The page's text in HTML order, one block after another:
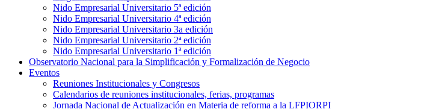
Nido Empresarial Universitario 5ª edición
Nido Empresarial Universitario 4ª edición
Nido Empresarial Universitario 3a edición
Nido Empresarial Universitario 2ª edición
Nido Empresarial Universitario 1ª edición
Observatorio Nacional para la Simplificación y Formalización de Negocio
Eventos
Reuniones Institucionales y Congresos
Calendarios de reuniones institucionales, ferias, programas
Jornada Nacional de Actualización en Materia de reforma a la LFPIORPI